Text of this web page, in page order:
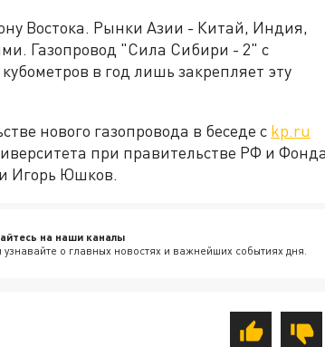
Востока. Рынки Азии - Китай, Индия,
Газопровод "Сила Сибири - 2" с
в год лишь закрепляет эту
нового газопровода в беседе с kp.ru
при правительстве РФ и Фонда
Игорь Юшков.
на наши каналы
о главных новостях и важнейших событиях дня.